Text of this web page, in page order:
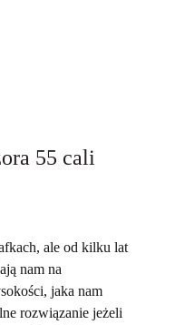
55 cali
ale od kilku lat
nam na
jaka nam
rozwiązanie jeżeli